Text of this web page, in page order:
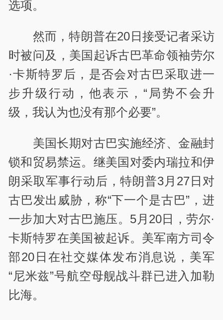
选项。
然而，特朗普在20日接受记者采访
时被问及，美国起诉古巴革命领袖劳尔
·卡斯特罗后，是否会对古巴采取进一
步升级行动，他表示，“局势不会升
级，我认为也没有那个必要”。
美国长期对古巴实施经济、金融封
锁和贸易禁运。继美国对委内瑞拉和伊
朗采取军事行动后，特朗普3月27日对
古巴发出威胁，称“下一个是古巴”，进
一步加大对古巴施压。5月20日，劳尔·
卡斯特罗在美国被起诉。美军南方司令
部20日在社交媒体发布消息说，美军
“尼米兹”号航空母舰战斗群已进入加勒
比海。